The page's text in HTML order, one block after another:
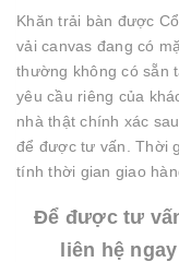
Khăn trải bàn được
vải canvas đang có
thường không có sẵn
yêu cầu riêng của
nhà thật chính xác
để được tư vấn. Thời
tính thời gian giao
Để được tư
liên hệ